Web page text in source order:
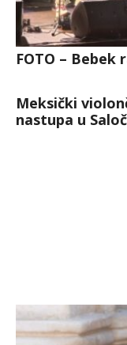
FOTO – Bebek
Meksički
nastupa u